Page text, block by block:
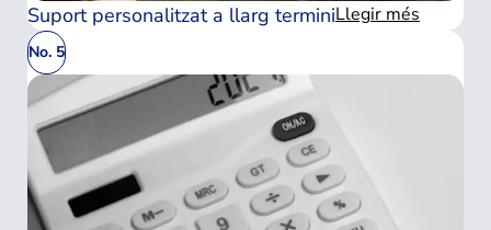
Suport personalitzat a llarg terminiLlegir més
No. 5